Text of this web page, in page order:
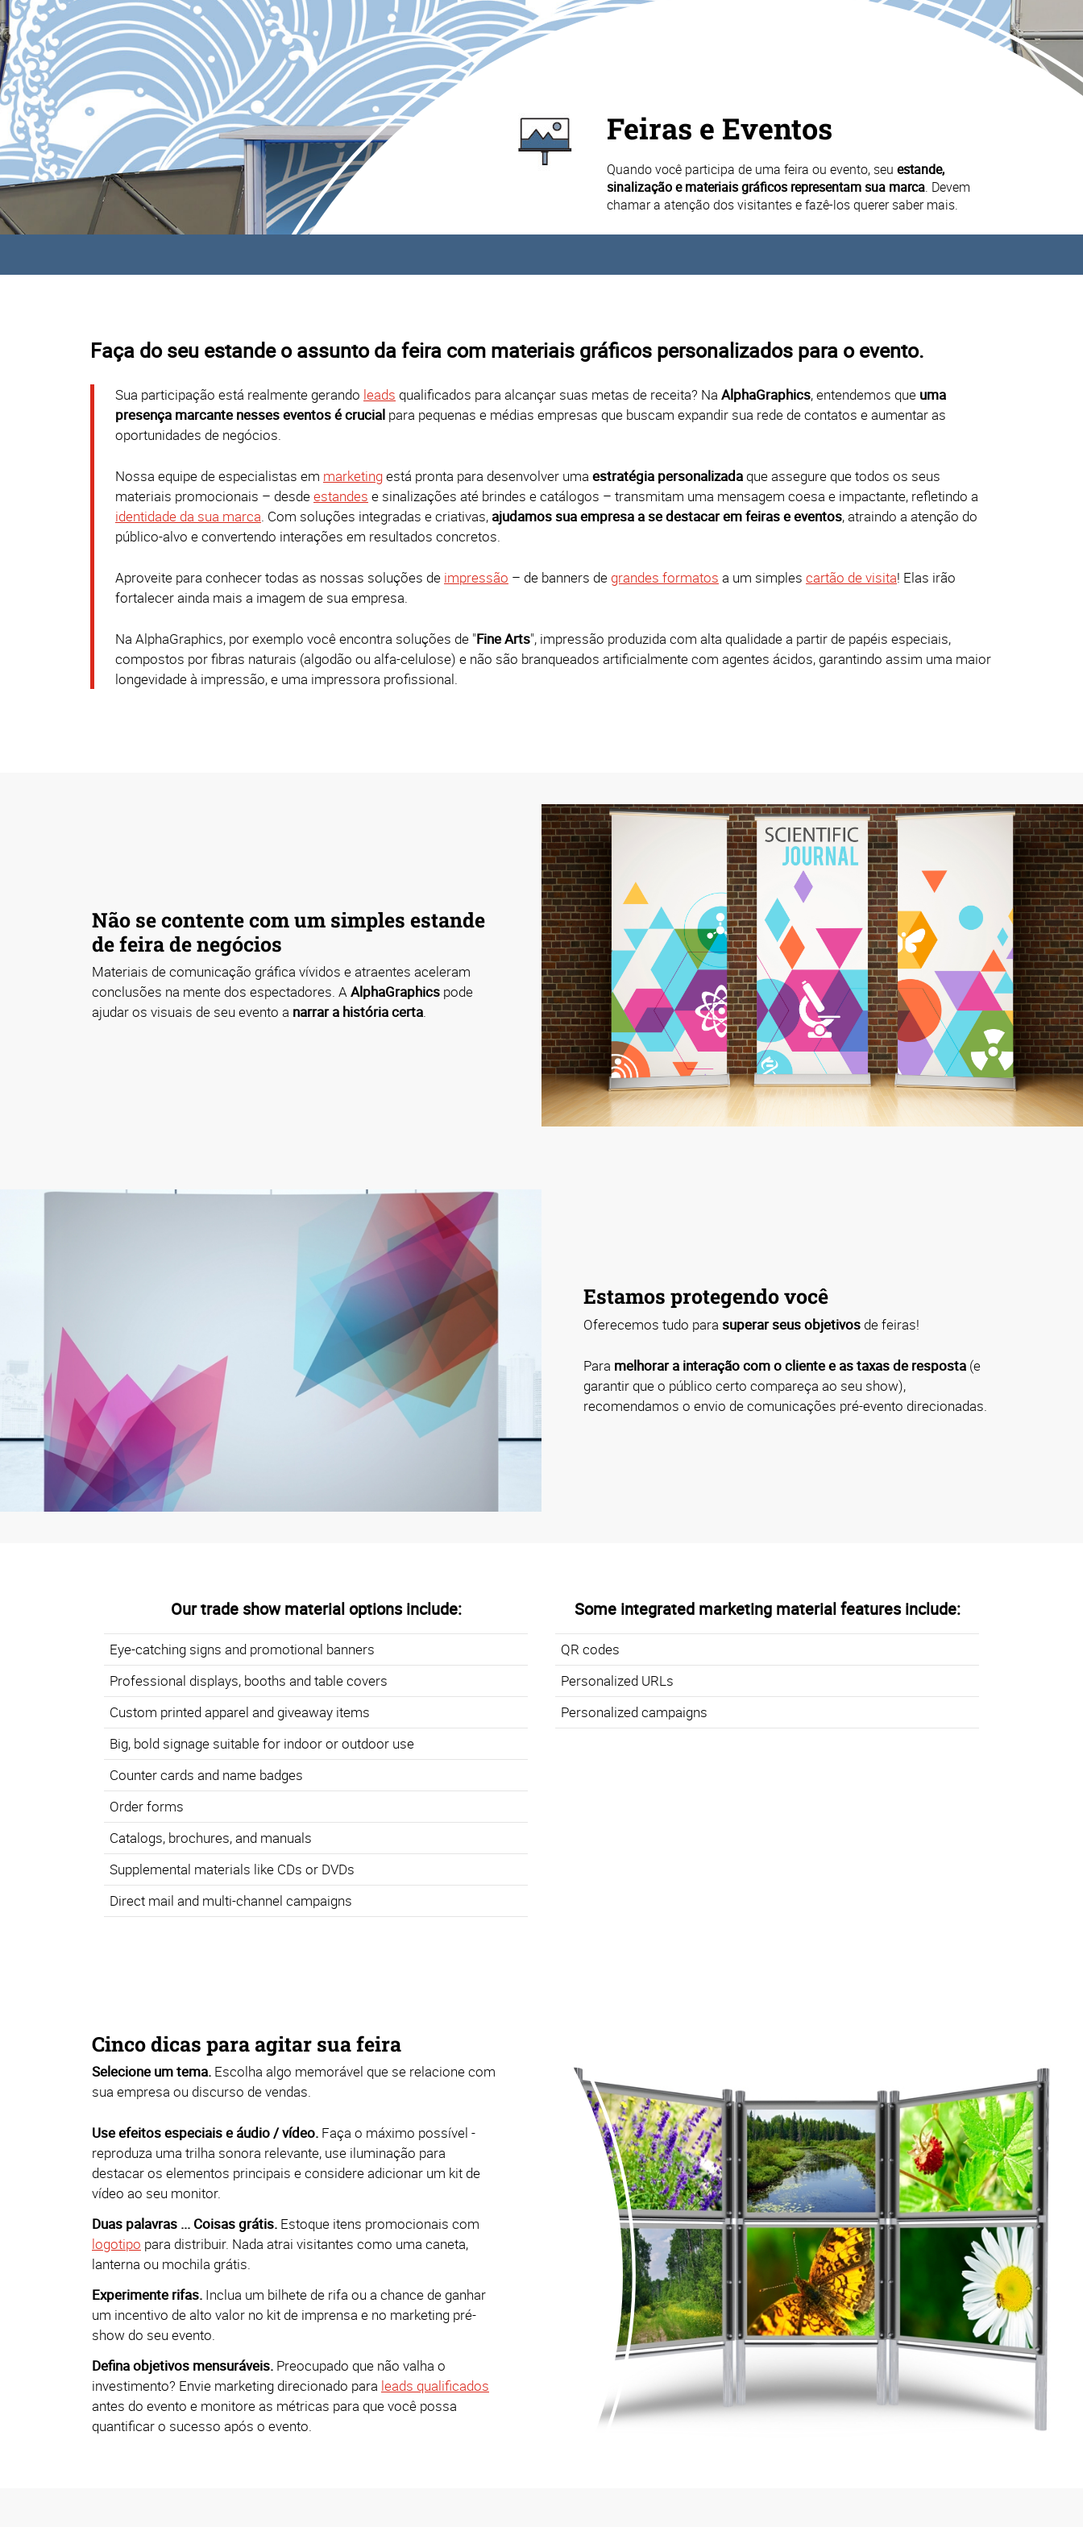
Feiras e Eventos
Quando você participa de uma feira ou evento, seu estande,
sinalização e materiais gráficos representam sua marca. Devem
chamar a atenção dos visitantes e fazê-los querer saber mais.
Faça do seu estande o assunto da feira com materiais gráficos personalizados para o evento.
Sua participação está realmente gerando leads qualificados para alcançar suas metas de receita? Na AlphaGraphics, entendemos que uma
presença marcante nesses eventos é crucial para pequenas e médias empresas que buscam expandir sua rede de contatos e aumentar as
oportunidades de negócios.
Nossa equipe de especialistas em marketingestá pronta para desenvolver uma estratégia personalizada que assegure que todos os seus
materiais promocionais – desdeestandes e sinalizações até brindes e catálogos – transmitam uma mensagem coesa e impactante, refletindo a
identidade da sua marca. Com soluções integradas e criativas, ajudamos sua empresa a se destacar em feiras e eventos, atraindo a atenção do
público-alvo e convertendo interações em resultados concretos.
Aproveite para conhecer todas as nossas soluções de impressão – de banners de grandes formatos a um simples cartão de visita! Elas irão
fortalecer ainda mais a imagem de sua empresa.
Na AlphaGraphics, por exemplo você encontra soluções de "Fine Arts", impressão produzida com alta qualidade a partir de papéis especiais,
compostos por fibras naturais (algodão ou alfa-celulose) e não são branqueados artificialmente com agentes ácidos, garantindo assim uma maior
longevidade à impressão, e uma impressora profissional.
Não se contente com um simples estande
de feira de negócios
Materiais de comunicação gráfica vívidos e atraentes aceleram
conclusões na mente dos espectadores. AAlphaGraphics pode
ajudar os visuais de seu evento a narrar a história certa.
Estamos protegendo você
Oferecemos tudo para superar seus objetivos de feiras!
Para melhorar a interação com o cliente e as taxas de resposta (e
garantir que o público certo compareça ao seu show),
recomendamos o envio de comunicações pré-evento direcionadas.
Our trade show material options include:
Eye-catching signs and promotional banners
Professional displays, booths and table covers
Custom printed apparel and giveaway items
Big, bold signage suitable for indoor or outdoor use
Counter cards and name badges
Order forms
Catalogs, brochures, and manuals
Supplemental materials like CDs or DVDs
Direct mail and multi-channel campaigns
Some integrated marketing material features include:
QR codes
Personalized URLs
Personalized campaigns
Cinco dicas para agitar sua feira
Selecione um tema. Escolha algo memorável que se relacione com
sua empresa ou discurso de vendas.
Use efeitos especiais e áudio / vídeo. Faça o máximo possível -
reproduza uma trilha sonora relevante, use iluminação para
destacar os elementos principais e considere adicionar um kit de
vídeo ao seu monitor.
Duas palavras ... Coisas grátis. Estoque itens promocionais com
logotipo para distribuir. Nada atrai visitantes como uma caneta,
lanterna ou mochila grátis.
Experimente rifas. Inclua um bilhete de rifa ou a chance de ganhar
um incentivo de alto valor no kit de imprensa e no marketing pré-
show do seu evento.
Defina objetivos mensuráveis. Preocupado que não valha o
investimento? Envie marketing direcionado para leads qualificados
antes do evento e monitore as métricas para que você possa
quantificar o sucesso após o evento.